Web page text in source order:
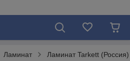
Ламинат Ламинат Tarkett (Россия)